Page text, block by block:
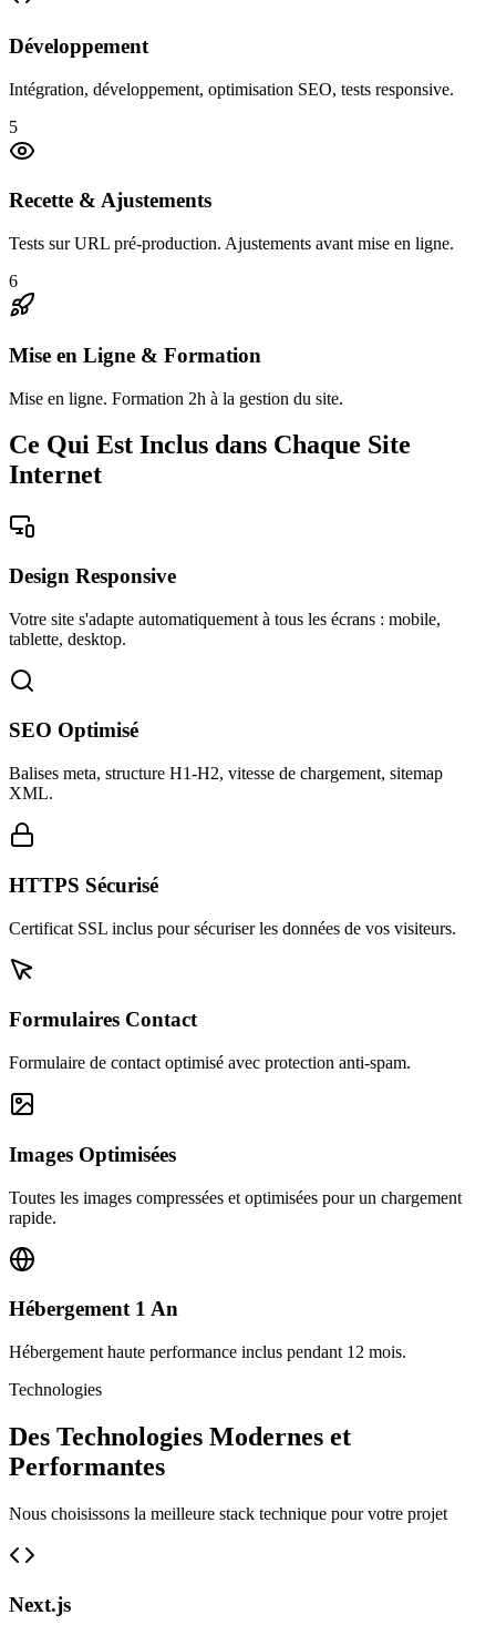
Développement
Intégration, développement, optimisation SEO, tests responsive.
5
Recette & Ajustements
Tests sur URL pré-production. Ajustements avant mise en ligne.
6
Mise en Ligne & Formation
Mise en ligne. Formation 2h à la gestion du site.
Ce Qui Est Inclus dans Chaque Site
Internet
Design Responsive
Votre site s'adapte automatiquement à tous les écrans : mobile,
tablette, desktop.
SEO Optimisé
Balises meta, structure H1-H2, vitesse de chargement, sitemap
XML.
HTTPS Sécurisé
Certificat SSL inclus pour sécuriser les données de vos visiteurs.
Formulaires Contact
Formulaire de contact optimisé avec protection anti-spam.
Images Optimisées
Toutes les images compressées et optimisées pour un chargement
rapide.
Hébergement 1 An
Hébergement haute performance inclus pendant 12 mois.
Technologies
Des Technologies Modernes et
Performantes
Nous choisissons la meilleure stack technique pour votre projet
Next.js